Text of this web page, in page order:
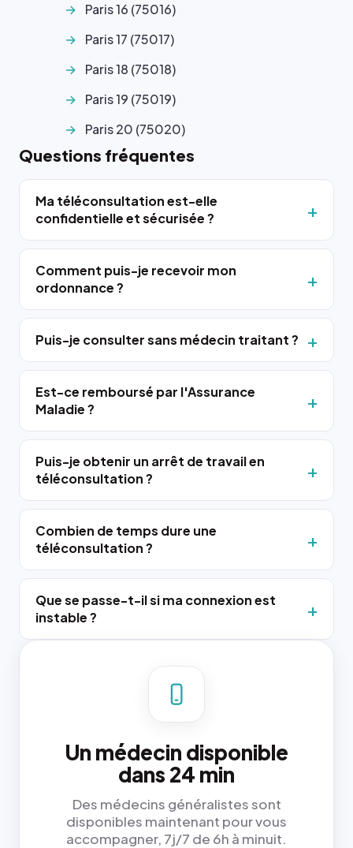
Paris 16 (75016)
Paris 17 (75017)
Paris 18 (75018)
Paris 19 (75019)
Paris 20 (75020)
Questions fréquentes
Ma téléconsultation est-elle
confidentielle et sécurisée ?
Comment puis-je recevoir mon
ordonnance ?
Puis-je consulter sans médecin traitant ?
Est-ce remboursé par l'Assurance
Maladie ?
Puis-je obtenir un arrêt de travail en
téléconsultation ?
Combien de temps dure une
téléconsultation ?
Que se passe-t-il si ma connexion est
instable ?
Un médecin disponible
dans 24 min
Des médecins généralistes sont
disponibles maintenant pour vous
accompagner, 7j/7 de 6h à minuit.